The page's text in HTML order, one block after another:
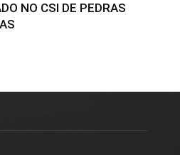
NO CSI DE PEDRAS